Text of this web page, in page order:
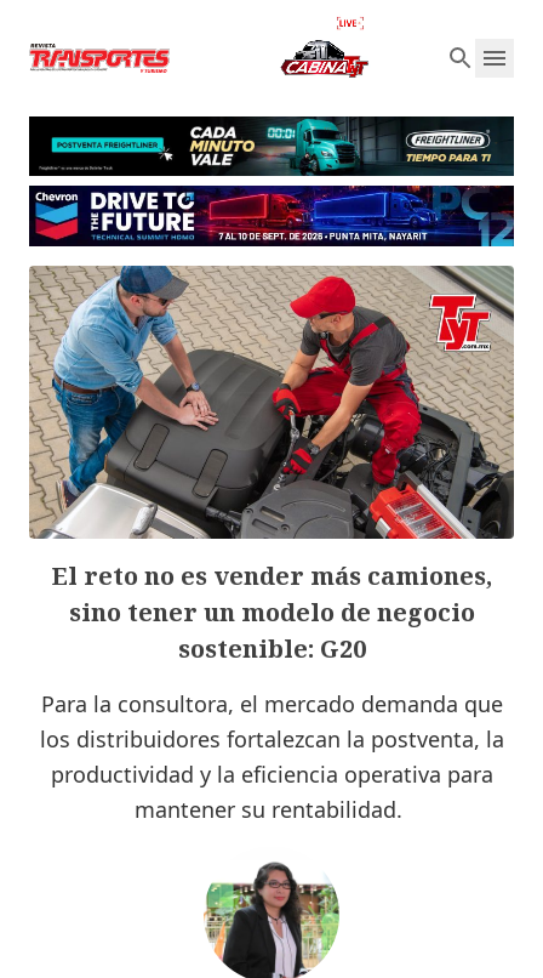
El reto no es vender más camiones,
sino tener un modelo de negocio
sostenible: G20
Para la consultora, el mercado demanda que
los distribuidores fortalezcan la postventa, la
productividad y la eficiencia operativa para
mantener su rentabilidad.